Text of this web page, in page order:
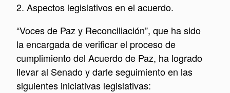
2. Aspectos legislativos en el acuerdo.
“Voces de Paz y Reconciliación”, que ha sido
la encargada de verificar el proceso de
cumplimiento del Acuerdo de Paz, ha logrado
llevar al Senado y darle seguimiento en las
siguientes iniciativas legislativas: